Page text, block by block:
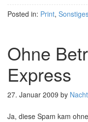
Posted in: Print,
Ohne
Express
27. Januar 2009 by
Ja, diese Spam kam